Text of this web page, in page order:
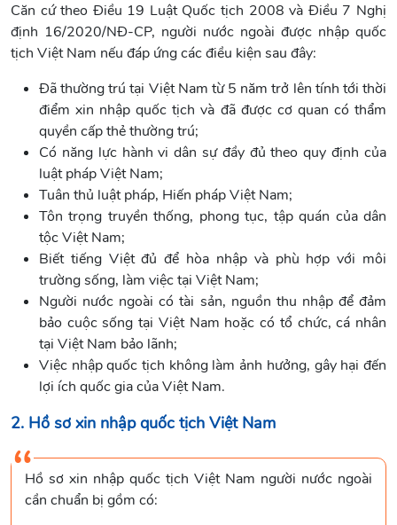
Căn cứ theo Điều 19 Luật Quốc tịch 2008 và Điều 7 Nghị
định 16/2020/NĐ-CP, người nước ngoài được nhập quốc
tịch Việt Nam nếu đáp ứng các điều kiện sau đây:
Đã thường trú tại Việt Nam từ 5 năm trở lên tính tới thời
điểm xin nhập quốc tịch và đã được cơ quan có thẩm
quyền cấp thẻ thường trú;
Có năng lực hành vi dân sự đầy đủ theo quy định của
luật pháp Việt Nam;
Tuân thủ luật pháp, Hiến pháp Việt Nam;
Tôn trọng truyền thống, phong tục, tập quán của dân
tộc Việt Nam;
Biết tiếng Việt đủ để hòa nhập và phù hợp với môi
trường sống, làm việc tại Việt Nam;
Người nước ngoài có tài sản, nguồn thu nhập để đảm
bảo cuộc sống tại Việt Nam hoặc có tổ chức, cá nhân
tại Việt Nam bảo lãnh;
Việc nhập quốc tịch không làm ảnh hưởng, gây hại đến
lợi ích quốc gia của Việt Nam.
2. Hồ sơ xin nhập quốc tịch Việt Nam
Hồ sơ xin nhập quốc tịch Việt Nam người nước ngoài
cần chuẩn bị gồm có: